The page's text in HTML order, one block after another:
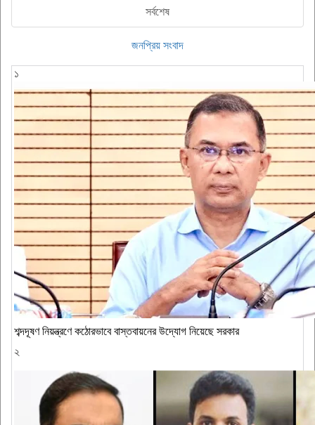
সর্বশেষ
জনপ্রিয় সংবাদ
১
শব্দদূষণ নিয়ন্ত্রণে কঠোরভাবে বাস্তবায়নের উদ্যোগ নিয়েছে সরকার
২